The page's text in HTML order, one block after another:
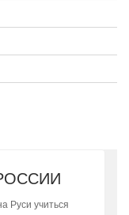
Руси учиться